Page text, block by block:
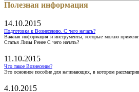
Полезная информация
14.10.2015
Подготовка к Вознесению. С чего начать?
Важная информация и инструменты, которые можно
Статья Лизы Ренее С чего начать?
11.10.2015
Что такое Вознесение?
Это основное пособие для начинающих, в котором
4.10.2015